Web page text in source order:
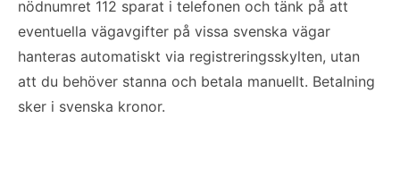
nödnumret 112 sparat i telefonen och tänk på att
eventuella vägavgifter på vissa svenska vägar
hanteras automatiskt via registreringsskylten, utan
att du behöver stanna och betala manuellt. Betalning
sker i svenska kronor.